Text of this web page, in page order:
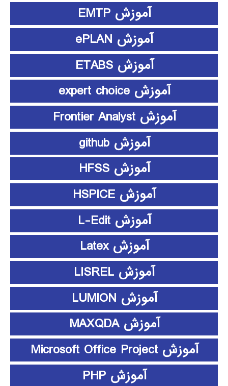
آموزش EMTP
آموزش ePLAN
آموزش ETABS
آموزش expert choice
آموزش Frontier Analyst
آموزش github
آموزش HFSS
آموزش HSPICE
آموزش L-Edit
آموزش Latex
آموزش LISREL
آموزش LUMION
آموزش MAXQDA
آموزش Microsoft Office Project
آموزش PHP